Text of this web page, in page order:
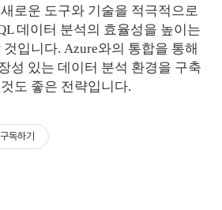
로운 도구와 기술을 적극적으로
데이터 분석의 효율성을 높이는
입니다. Azure와의 통합을 통해
성 있는 데이터 분석 환경을 구축
도 좋은 전략입니다.
구독하기